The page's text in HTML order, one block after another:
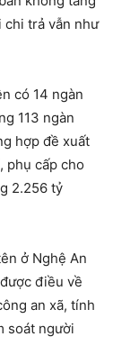
chi trả vẫn như
có 14 ngàn
113 ngàn
hợp đề xuất
phụ cấp cho
2.256 tỷ
ở Nghệ An
điều về
an xã, tính
soát người